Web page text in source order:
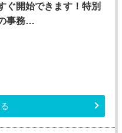
ぐ開始できます！特別
事務…